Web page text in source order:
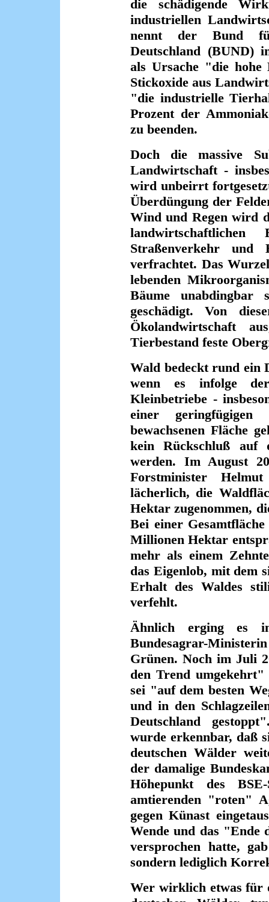
die schädigende
industriellen
nennt der Bund
Deutschland (BUND)
als Ursache "die hohe
Stickoxide aus
"die industrielle
Prozent der
zu beenden.
Doch die massive
Landwirtschaft -
wird unbeirrt
Überdüngung der
Wind und Regen wird
Straßenverkehr und
verfrachtet. Das
lebenden
Bäume
geschädigt. Von
Ökolandwirtschaft
Tierbestand feste
Wald bedeckt rund ein
wenn es infolge der
Kleinbetriebe -
einer
bewachsenen Fläche
kein Rückschluß auf
werden. Im August
Forstminister
lächerlich, die
Hektar zugenommen,
Bei einer
Millionen Hektar
mehr als einem
das Eigenlob, mit dem
Erhalt des Waldes
verfehlt.
Ähnlich erging es
Bundesagrar-
Grünen. Noch im Juli
den Trend
sei "auf dem besten
und in den
Deutschland
wurde erkennbar, daß
deutschen Wälder
der damalige
Höhepunkt des
amtierenden "roten"
gegen Künast
Wende und das
versprochen hatte,
sondern lediglich
Wer wirklich etwas für